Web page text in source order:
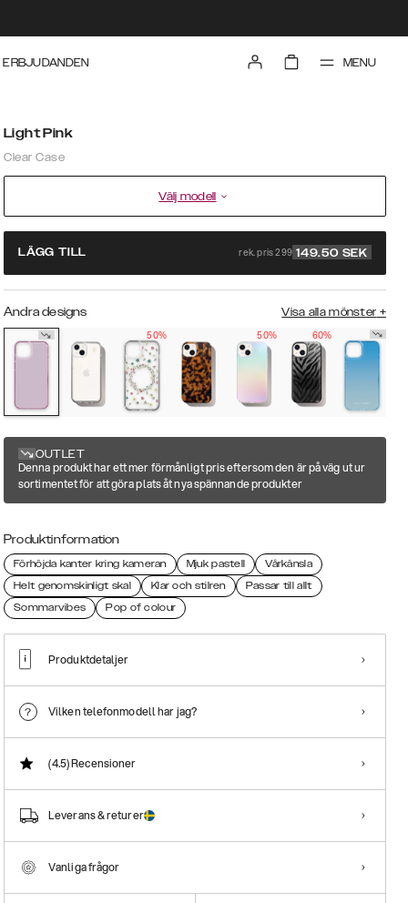
ERBJUDANDEN MENU
Light Pink
Clear Case
Välj modell
LÄGG TILL rek. pris 299 149.50 SEK
Andra designs Visa alla mönster +
50%
50% 60%
OUTLET
Denna produkt har ett mer förmånligt pris eftersom den är på väg ut ur
sortimentet för att göra plats åt nya spännande produkter
Produktinformation
Förhöjda kanter kring kameran Mjuk pastell
Vårkänsla
Helt genomskinligt skal
Klar och stilren
Passar till allt
Sommarvibes
Pop of colour
Produktdetaljer
Vilken telefonmodell har jag?
(4.5)Recensioner
Leverans & returer
Vanliga frågor